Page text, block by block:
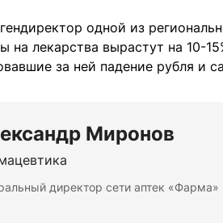
одной из
лекарства вырастут на 10-
за ней падение рубля и
Миронов
директор сети аптек «Фарма»